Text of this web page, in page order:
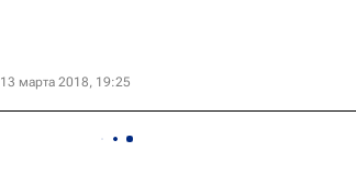
13 марта 2018, 19:25